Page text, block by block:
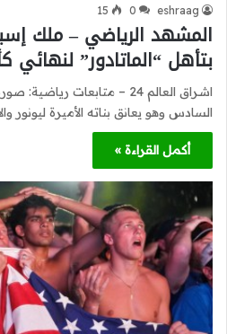
eshraag
0
15
المشهد الرياضي – ملك
بتأهل “الماتادور”
اشراق العالم 24 – متابعات
السادس وهو يعانق بناته الأميرة ليونور
أكمل القراءة »